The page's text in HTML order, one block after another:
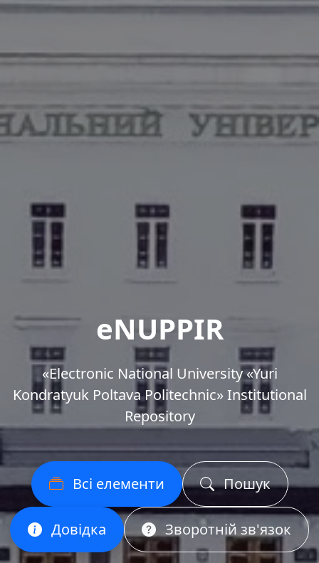
eNUPPIR
«Еlectronic National University «Yuri
Kondratyuk Poltava Politechnic» Institutional
Repository
Всі елементи Пошук
Довідка Зворотній зв'язок